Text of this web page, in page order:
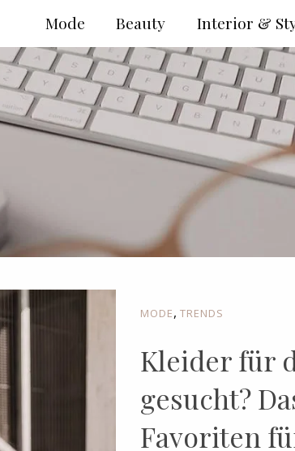
MODE, TRENDS
Kleider für
gesucht?
Favoriten
Interior &
Beauty
Mode